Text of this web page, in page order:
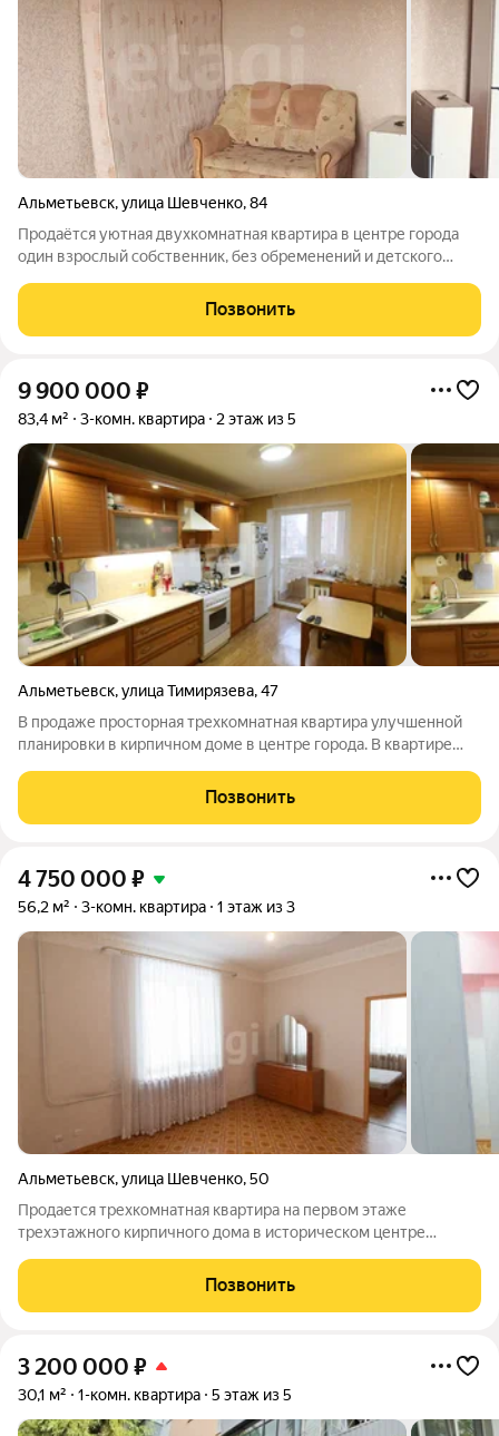
Альметьевск,улица Шевченко,84
Продаётся уютная двухкомнатная квартира в центре города
один взрослый собственник, без обременений и детского
озеро и каскад прудов. В квартире выполнен косметический
ремонт, мебель остаётся,
Позвонить
9 900 000 ₽
83,4 м² 3-комн. квартира 2 этаж из 5
Альметьевск,улица Тимирязева,47
В продаже просторная трехкомнатная квартира улучшенной
планировки в кирпичном доме в центре города. В квартире
изолированные. Ремонт. Имеется кладовая. Большая
застекленная лоджия. В шаговой доступности
Позвонить
4 750 000 ₽
56,2 м² 3-комн. квартира 1 этаж из 3
Альметьевск,улица Шевченко,50
Продается трехкомнатная квартира на первом этаже
трехэтажного кирпичного дома в историческом центре
оформлению сделки с единственным взрослым
собственником. Квартира отличается выгодной
Позвонить
3 200 000 ₽
30,1 м² 1-комн. квартира 5 этаж из 5